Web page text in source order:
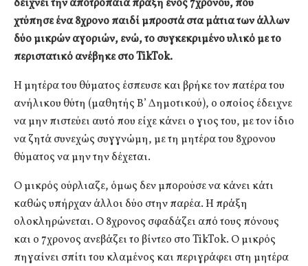
δείχνει την αποτρόπαια πράξη ενός 7χρονου, που
χτύπησε ένα 8χρονο παιδί μπροστά στα μάτια των άλλων
δύο μικρών αγοριών, ενώ, το συγκεκριμένο υλικό με το
περιστατικό ανέβηκε στο TikTok.
Η μητέρα του θύματος έσπευσε και βρήκε τον πατέρα του
ανήλικου θύτη (μαθητής Β’ Δημοτικού), ο οποίος έδειχνε
να μην πιστεύει αυτό που είχε κάνει ο γιος του, με τον ίδιο
να ζητά συνεχώς συγγνώμη, με τη μητέρα του 8χρονου
θύματος να μην την δέχεται.
Ο μικρός ούρλιαζε, όμως δεν μπορούσε να κάνει κάτι
καθώς υπήρχαν άλλοι δύο στην παρέα. Η πράξη
ολοκληρώνεται. Ο 8χρονος σφαδάζει από τους πόνους
και ο 7χρονος ανεβάζει το βίντεο στο TikTok. Ο μικρός
πηγαίνει σπίτι του κλαμένος και περιγράφει στη μητέρα